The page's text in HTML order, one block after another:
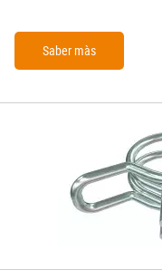
Saber màs